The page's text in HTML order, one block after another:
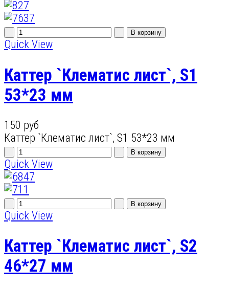
Quick View
Каттер `Клематис лист`, S1
53*23 мм
150 руб
Каттер `Клематис лист`, S1 53*23 мм
Quick View
Quick View
Каттер `Клематис лист`, S2
46*27 мм